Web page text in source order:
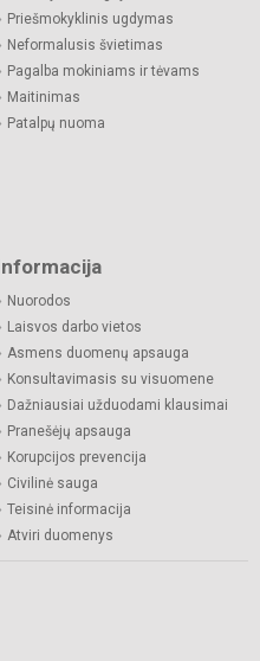
Priešmokyklinis ugdymas
Neformalusis švietimas
Pagalba mokiniams ir tėvams
Maitinimas
Patalpų nuoma
Nuorodos
Laisvos darbo vietos
Asmens duomenų apsauga
Konsultavimasis su visuomene
Dažniausiai užduodami klausimai
Pranešėjų apsauga
Korupcijos prevencija
Civilinė sauga
Teisinė informacija
Atviri duomenys